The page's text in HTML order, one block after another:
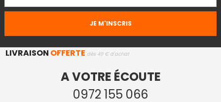
LIVRAISON OFFERTE dès 49 € d'achat
A VOTRE ÉCOUTE
0972 155 066